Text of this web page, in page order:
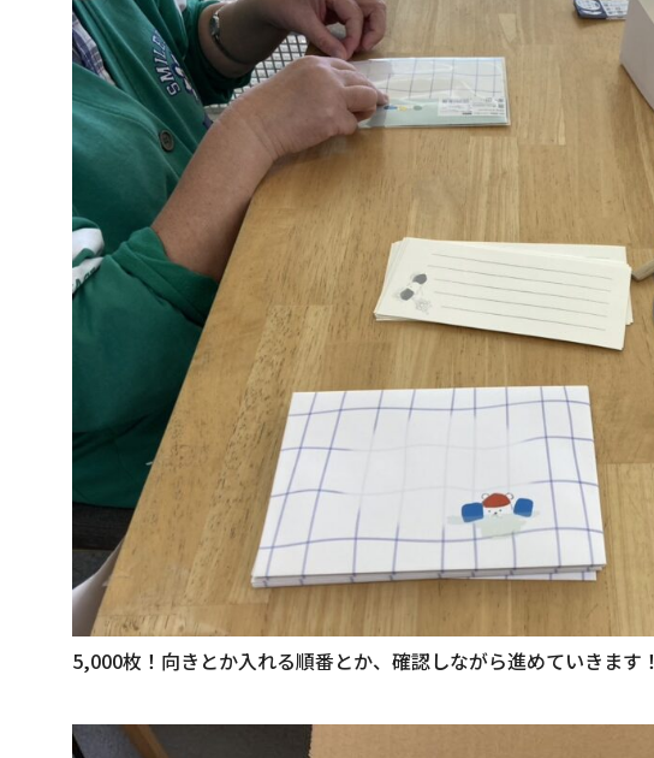
5,000枚！向きとか入れる順番とか、確認しながら進めていきます！